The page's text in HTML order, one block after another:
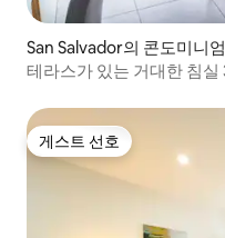
San Salvador의 콘도미니엄
테라스가 있는 거대한 침
게스트 선호
게스트 선호